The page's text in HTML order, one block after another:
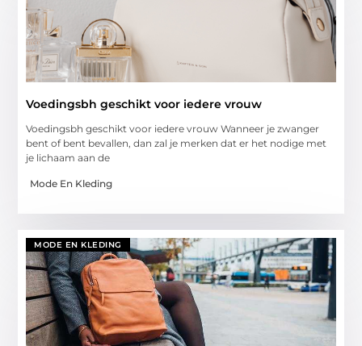
Voedingsbh geschikt voor iedere vrouw
Voedingsbh geschikt voor iedere vrouw Wanneer je zwanger
bent of bent bevallen, dan zal je merken dat er het nodige met
je lichaam aan de
Mode En Kleding
MODE EN KLEDING